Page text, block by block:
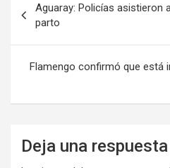
k
p
de
entradas
Aguaray: Policías asistieron
parto
Flamengo confirmó que está
Deja una respuesta